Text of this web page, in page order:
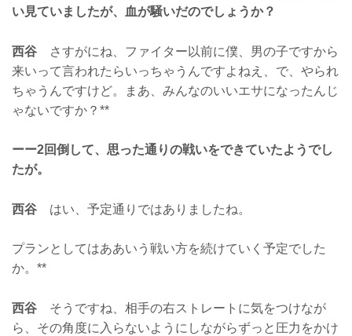
い見ていましたが、血が騒いだのでしょうか？
西谷 さすがにね、ファイター以前に僕、男の子ですから
来いって言われたらいっちゃうんですよねえ、で、やられ
ちゃうんですけど。まあ、みんなのいいエサになったんじ
ゃないですか？**
ーー2回倒して、思った通りの戦いをできていたようでし
たが。
西谷 はい、予定通りではありましたね。
プランとしてはああいう戦い方を続けていく予定でした
か。**
西谷 そうですね、相手の右ストレートに気をつけなが
ら、その角度に入らないようにしながらずっと圧力をかけ